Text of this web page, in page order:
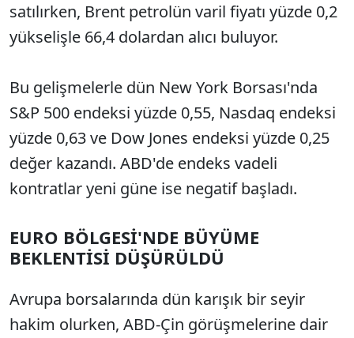
satılırken, Brent petrolün varil fiyatı yüzde 0,2
yükselişle 66,4 dolardan alıcı buluyor.
Bu gelişmelerle dün New York Borsası'nda
S&P 500 endeksi yüzde 0,55, Nasdaq endeksi
yüzde 0,63 ve Dow Jones endeksi yüzde 0,25
değer kazandı. ABD'de endeks vadeli
kontratlar yeni güne ise negatif başladı.
EURO BÖLGESİ'NDE BÜYÜME
BEKLENTİSİ DÜŞÜRÜLDÜ
Avrupa borsalarında dün karışık bir seyir
hakim olurken, ABD-Çin görüşmelerine dair